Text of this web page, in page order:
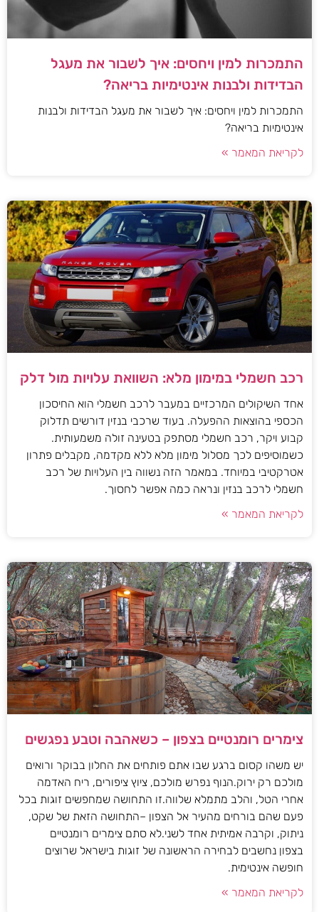
התמכרות למין ויחסים: איך לשבור את מעגל
הבדידות ולבנות אינטימיות בריאה?
התמכרות למין ויחסים: איך לשבור את מעגל הבדידות ולבנות
אינטימיות בריאה?
לקריאת המאמר »
רכב חשמלי במימון מלא: השוואת עלויות מול דלק
אחד השיקולים המרכזיים במעבר לרכב חשמלי הוא החיסכון
הכספי בהוצאות ההפעלה. בעוד שרכבי בנזין דורשים תדלוק
קבוע ויקר, רכב חשמלי מסתפק בטעינה זולה משמעותית.
כשמוסיפים לכך מסלול מימון מלא ללא מקדמה, מקבלים פתרון
אטרקטיבי במיוחד. במאמר הזה נשווה בין העלויות של רכב
חשמלי לרכב בנזין ונראה כמה אפשר לחסוך.
לקריאת המאמר »
צימרים רומנטיים בצפון – כשאהבה וטבע נפגשים
יש משהו קסום ברגע שבו אתם פותחים את החלון בבוקר ורואים
מולכם רק ירוק.הנוף נפרש מולכם, ציוץ ציפורים, ריח האדמה
אחרי הטל, והלב מתמלא שלווה.זו התחושה שמחפשים זוגות בכל
פעם שהם בורחים מהעיר אל הצפון –התחושה הזאת של שקט,
ניתוק, וקרבה אמיתית אחד לשני.לא סתם צימרים רומנטיים
בצפון נחשבים לבחירה הראשונה של זוגות בישראל שרוצים
חופשה אינטימית.
לקריאת המאמר »